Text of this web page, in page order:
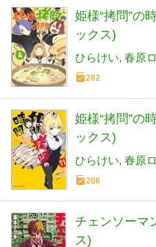
姫様“拷問”の
ックス)
ひらけい 春原
282
姫様“拷問”の
ックス)
ひらけい 春原
206
チェンソーマ
ス)